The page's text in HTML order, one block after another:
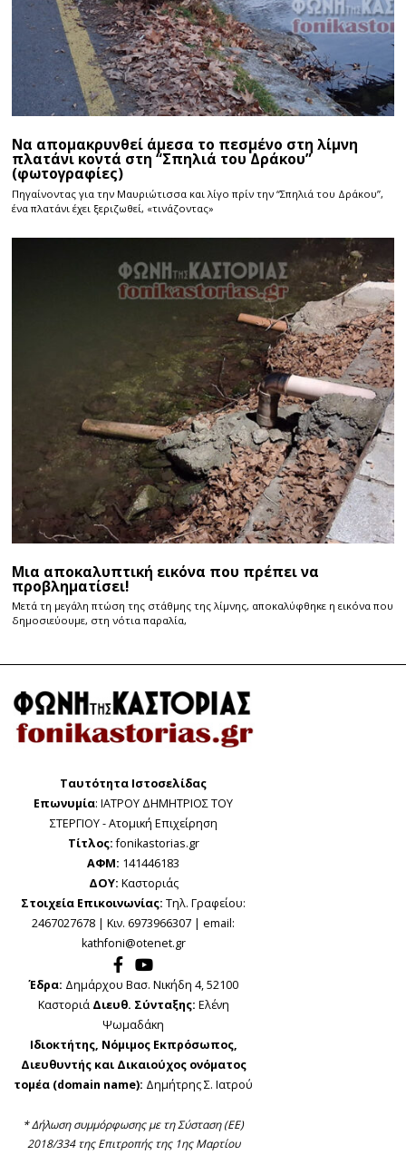
Να απομακρυνθεί άμεσα το πεσμένο στη λίμνη
πλατάνι κοντά στη “Σπηλιά του Δράκου”
(φωτογραφίες)
Πηγαίνοντας για την Μαυριώτισσα και λίγο πρίν την “Σπηλιά του Δράκου”,
ένα πλατάνι έχει ξεριζωθεί, «τινάζοντας»
Μια αποκαλυπτική εικόνα που πρέπει να
προβληματίσει!
Μετά τη μεγάλη πτώση της στάθμης της λίμνης, αποκαλύφθηκε η εικόνα που
δημοσιεύουμε, στη νότια παραλία,
Ταυτότητα Ιστοσελίδας
Επωνυμία: ΙΑΤΡΟΥ ΔΗΜΗΤΡΙΟΣ ΤΟΥ
ΣΤΕΡΓΙΟΥ - Ατομική Επιχείρηση
Τίτλος:fonikastorias.gr
ΑΦΜ: 141446183
ΔΟΥ: Καστοριάς
Στοιχεία Επικοινωνίας: Τηλ. Γραφείου:
2467027678 | Κιν. 6973966307 | email:
kathfoni@otenet.gr
Έδρα: Δημάρχου Βασ. Νικήδη 4, 52100
Καστοριά Διευθ. Σύνταξης: Ελένη
Ψωμαδάκη
Ιδιοκτήτης, Νόμιμος Εκπρόσωπος,
Διευθυντής και Δικαιούχος ονόματος
τομέα (domain name): Δημήτρης Σ. Ιατρού
* Δήλωση συμμόρφωσης με τη Σύσταση (ΕΕ)
2018/334 της Επιτροπής της 1ης Μαρτίου